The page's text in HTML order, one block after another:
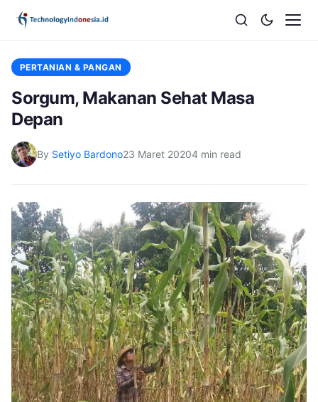
PERTANIAN & PANGAN
Sorgum, Makanan Sehat Masa
Depan
By Setiyo Bardono23 Maret 20204 min read